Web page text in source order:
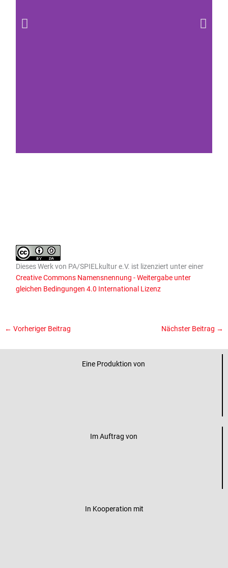
DiesesWerkvon PA/SPIELkultur e.V. ist lizenziert unter einer
Creative Commons Namensnennung - Weitergabe unter
gleichen Bedingungen 4.0 International Lizenz
← Vorheriger Beitrag Nächster Beitrag →
Eine Produktion von
Im Auftrag von
In Kooperation mit